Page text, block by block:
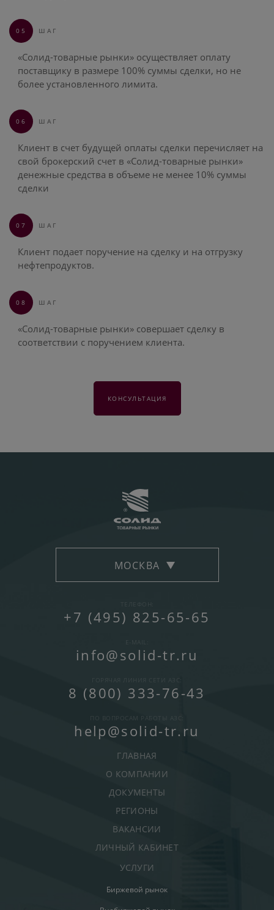
05 ШАГ
«Солид-товарные рынки» осуществляет оплату
поставщику в размере 100% суммы сделки, но не
более установленного лимита.
06 ШАГ
Клиент в счет будущей оплаты сделки перечисляет на
свой брокерский счет в «Солид-товарные рынки»
денежные средства в объеме не менее 10% суммы
сделки
07 ШАГ
Клиент подает поручение на сделку и на отгрузку
нефтепродуктов.
08 ШАГ
«Солид-товарные рынки» совершает сделку в
соответствии с поручением клиента.
КОНСУЛЬТАЦИЯ
МОСКВА
+7 (495) 825-65-65
info@solid-tr.ru
8 (800) 333-76-43
ПО ВОПРОСАМ РАБОТЫ АЗС:
help@solid-tr.ru
ГЛАВНАЯ
О КОМПАНИИ
ДОКУМЕНТЫ
РЕГИОНЫ
ВАКАНСИИ
ЛИЧНЫЙ КАБИНЕТ
УСЛУГИ
Биржевой рынок